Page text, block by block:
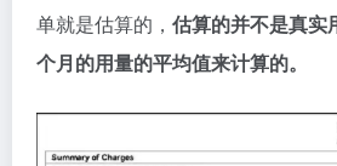
单就是估算的， 估算的并不是真实
个月的用量的平均值来计算的。